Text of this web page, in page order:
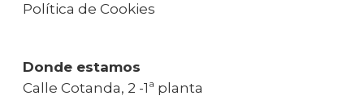
Política de Cookies
Donde estamos
Calle Cotanda, 2 -1ª planta